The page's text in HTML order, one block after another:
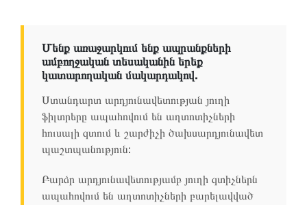
Մենք առաջարկում ենք ապրանքների
ամբողջական տեսականին երեք
կատարողական մակարդակով.
Ստանդարտ արդյունավետության յուղի
ֆիլտրերը ապահովում են աղտոտիչների
հուսալի զտում և շարժիչի ծախսարդյունավետ
պաշտպանություն:
Բարձր արդյունավետությամբ յուղի զտիչներն
ապահովում են աղտոտիչների բարելավված